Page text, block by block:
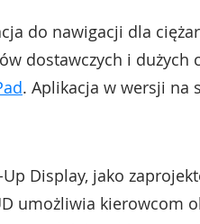
do nawigacji dla
dostawczych i dużych
. Aplikacja w wersji na
Display, jako
umożliwia kierowcom